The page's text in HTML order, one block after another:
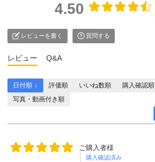
4.50
レビューを書く 質問する
レビュー Q&A
日付順 ↓ 評価順 いいね数順 購入確認順
写真・動画付き順
ご購入者様
購入確認済み